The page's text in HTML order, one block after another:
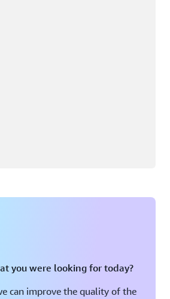
you were looking for today?
can improve the quality of the